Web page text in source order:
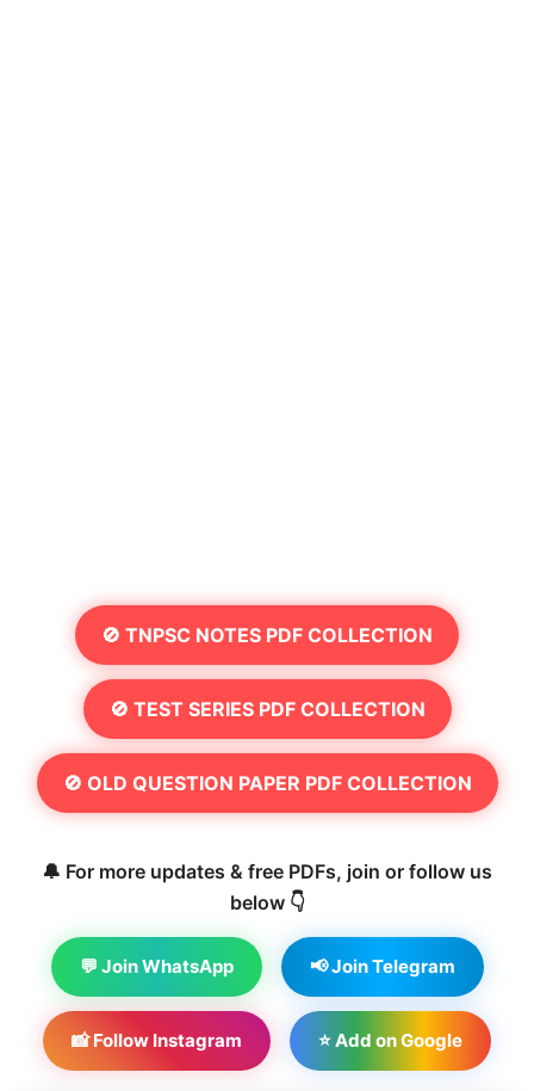
🚫 TNPSC NOTES PDF COLLECTION
🚫 TEST SERIES PDF COLLECTION
🚫 OLD QUESTION PAPER PDF COLLECTION
🔔 For more updates & free PDFs, join or follow us
below 👇
💬 Join WhatsApp 📢 Join Telegram
📸 Follow Instagram ⭐ Add on Google